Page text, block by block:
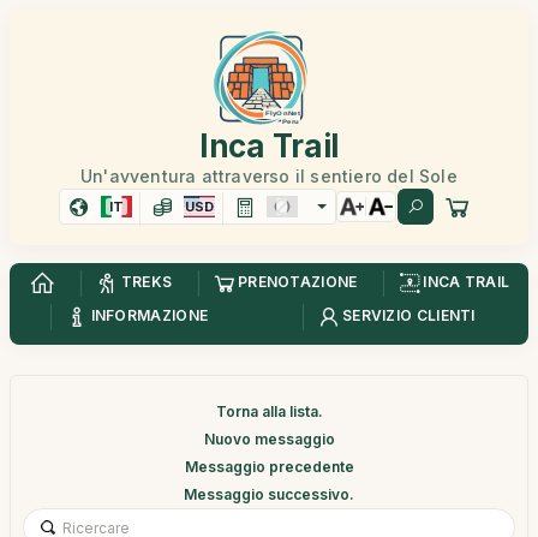
Inca Trail
Un'avventura attraverso il sentiero del Sole
IT USD
TREKS PRENOTAZIONE
INCA TRAIL
INFORMAZIONE
SERVIZIO CLIENTI
Torna alla lista.
Nuovo messaggio
Messaggio precedente
Messaggio successivo.